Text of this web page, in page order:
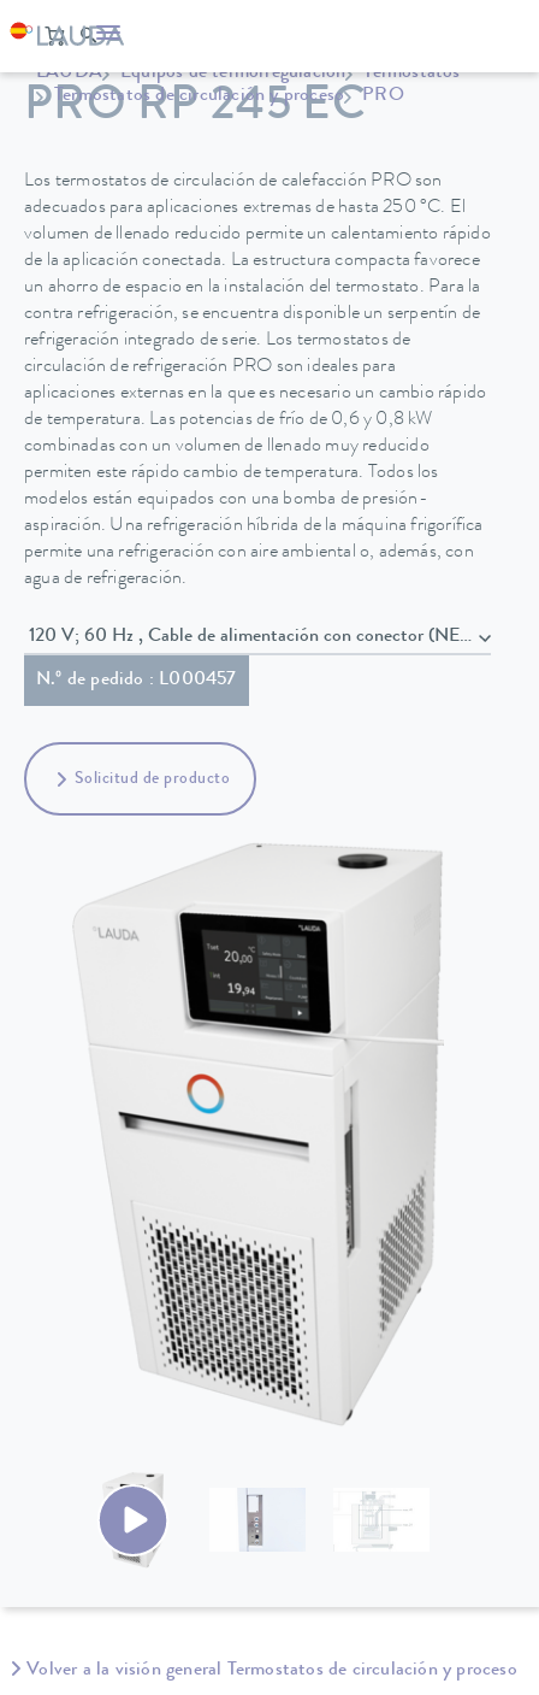
LAUDA Equipos de termorregulación
Termostatos
Termostatos de circulación y proceso
PRO
PRO RP 245 EC
Los termostatos de circulación de calefacción PRO son
adecuados para aplicaciones extremas de hasta 250 °C. El
volumen de llenado reducido permite un calentamiento rápido
de la aplicación conectada. La estructura compacta favorece
un ahorro de espacio en la instalación del termostato. Para la
contra refrigeración, se encuentra disponible un serpentín de
refrigeración integrado de serie. Los termostatos de
circulación de refrigeración PRO son ideales para
aplicaciones externas en la que es necesario un cambio rápido
de temperatura. Las potencias de frío de 0,6 y 0,8 kW
combinadas con un volumen de llenado muy reducido
permiten este rápido cambio de temperatura. Todos los
modelos están equipados con una bomba de presión-
aspiración. Una refrigeración híbrida de la máquina frigorífica
permite una refrigeración con aire ambiental o, además, con
agua de refrigeración.
120 V; 60 Hz , Cable de alimentación con conector (NEMA 5-
N.º de pedido : L000457
Solicitud de producto
Volver a la visión general Termostatos de circulación y proceso